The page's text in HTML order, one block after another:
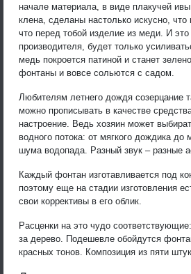
начале материала, в виде плакучей
клена, сделаны настолько искусно, что
что перед тобой изделие из меди. И
производителя, будет только
медь покроется патиной и станет
фонтаны и вовсе сольются с садом.
Любителям летнего дождя созерцание
можно прописывать в качестве
настроение. Ведь хозяин может
водного потока: от мягкого дождика
шума водопада. Разный звук – разные
Каждый фонтан изготавливается под
поэтому еще на стадии изготовления
свои коррективы в его облик.
Расценки на это чудо
за дерево. Подешевле обойдутся
красных тонов. Композиция из пяти